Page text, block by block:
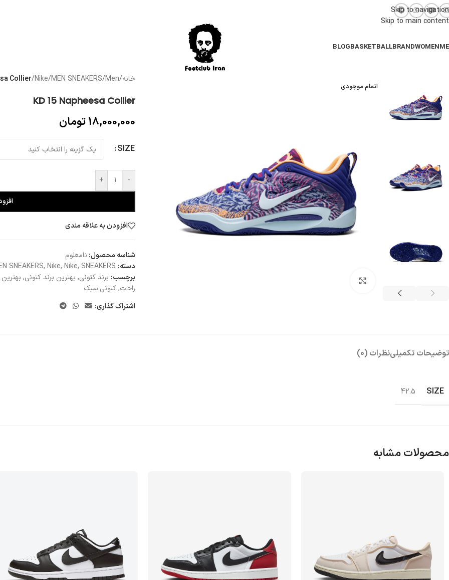
Skip to navigation
Skip to main content
WOMEN
BRAND
BASKETBALL
BLOG
اتمام موجودی
خانه/
Men
/
MEN SNEAKERS
/
Nike
/
Collier
KD 15 Napheesa Collier
18,000,000تومان
SIZE
-
+
افزودن به علاقه مندی
شناسه محصول: نامعلوم
دسته:
SNEAKERS, Nike, Nike, SNEAKERS
برچسب: برند کتونی, بهترین برند کتونی,
راحت,کتونی سبک
اشتراک گذاری:
توضیحات تکمیلینظرات (0)
SIZE
42.5
محصولات مشابه